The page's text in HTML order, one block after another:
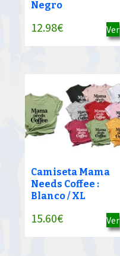
Negro
12.98€ Ver
Camiseta Mama
Needs Coffee :
Blanco / XL
15.60€ Ver